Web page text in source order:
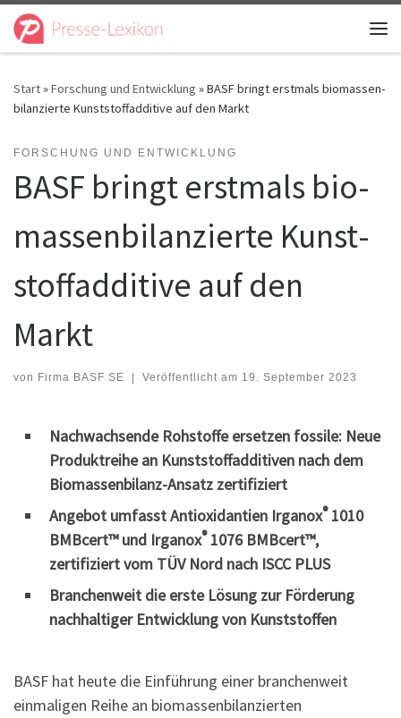
Zum Inhalt springen
Start»Forschung und Entwicklung »BASF bringt erstmals bio­massen­
bilanzierte Kunst­stoff­additive auf den Markt
FORSCHUNG UND ENTWICKLUNG
BASF bringt erstmals bio­
massen­bilanzierte Kunst­
stoff­additive auf den
Markt
von Firma BASF SE | Veröffentlicht am 19. September 2023
Nachwachsende Rohstoffe ersetzen fossile: Neue
Produktreihe an Kunststoffadditiven nach dem
Biomassenbilanz-Ansatz zertifiziert
Angebot umfasst Antioxidantien Irganox®1010
BMBcert™ und Irganox®1076 BMBcert™,
zertifiziert vom TÜV Nord nach ISCC PLUS
Branchenweit die erste Lösung zur Förderung
nachhaltiger Entwicklung von Kunststoffen
BASF hat heute die Einführung einer branchenweit
einmaligen Reihe an biomassenbilanzierten